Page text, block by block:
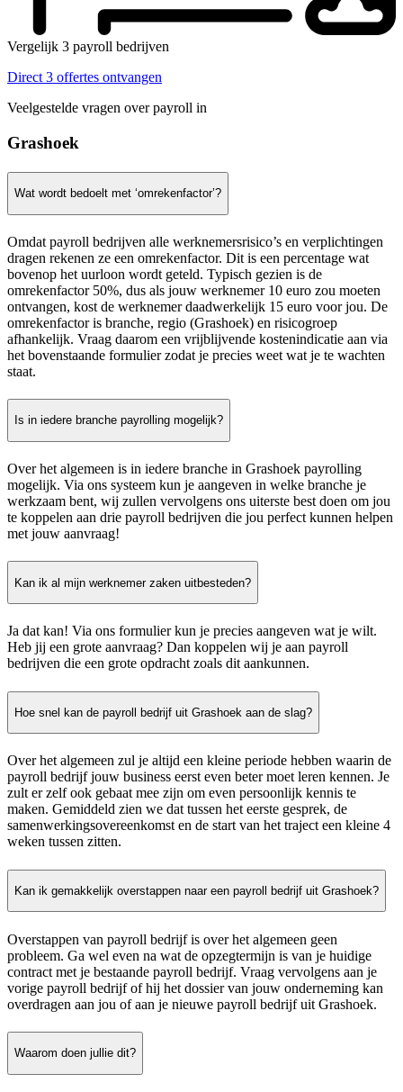
Vergelijk 3 payroll bedrijven
Direct 3 offertes ontvangen
Veelgestelde vragen over payroll in
Grashoek
Wat wordt bedoelt met ‘omrekenfactor’?
Omdat payroll bedrijven alle werknemersrisico’s en verplichtingen
dragen rekenen ze een omrekenfactor. Dit is een percentage wat
bovenop het uurloon wordt geteld. Typisch gezien is de
omrekenfactor 50%, dus als jouw werknemer 10 euro zou moeten
ontvangen, kost de werknemer daadwerkelijk 15 euro voor jou. De
omrekenfactor is branche, regio (Grashoek) en risicogroep
afhankelijk. Vraag daarom een vrijblijvende kostenindicatie aan via
het bovenstaande formulier zodat je precies weet wat je te wachten
staat.
Is in iedere branche payrolling mogelijk?
Over het algemeen is in iedere branche in Grashoek payrolling
mogelijk. Via ons systeem kun je aangeven in welke branche je
werkzaam bent, wij zullen vervolgens ons uiterste best doen om jou
te koppelen aan drie payroll bedrijven die jou perfect kunnen helpen
met jouw aanvraag!
Kan ik al mijn werknemer zaken uitbesteden?
Ja dat kan! Via ons formulier kun je precies aangeven wat je wilt.
Heb jij een grote aanvraag? Dan koppelen wij je aan payroll
bedrijven die een grote opdracht zoals dit aankunnen.
Hoe snel kan de payroll bedrijf uit Grashoek aan de slag?
Over het algemeen zul je altijd een kleine periode hebben waarin de
payroll bedrijf jouw business eerst even beter moet leren kennen. Je
zult er zelf ook gebaat mee zijn om even persoonlijk kennis te
maken. Gemiddeld zien we dat tussen het eerste gesprek, de
samenwerkingsovereenkomst en de start van het traject een kleine 4
weken tussen zitten.
Kan ik gemakkelijk overstappen naar een payroll bedrijf uit Grashoek?
Overstappen van payroll bedrijf is over het algemeen geen
probleem. Ga wel even na wat de opzegtermijn is van je huidige
contract met je bestaande payroll bedrijf. Vraag vervolgens aan je
vorige payroll bedrijf of hij het dossier van jouw onderneming kan
overdragen aan jou of aan je nieuwe payroll bedrijf uit Grashoek.
Waarom doen jullie dit?